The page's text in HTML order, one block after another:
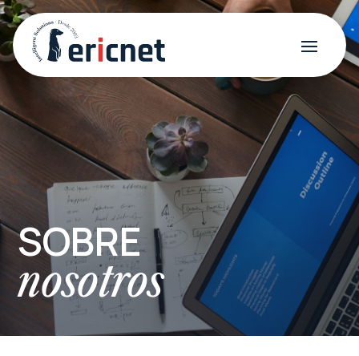
SOBRE
nosotros